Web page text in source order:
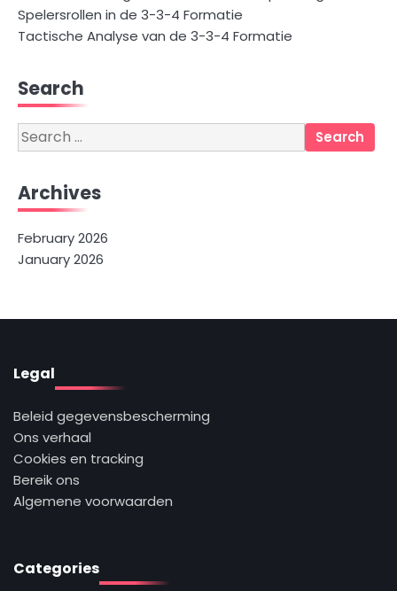
Spelersrollen in de 3-3-4 Formatie
Tactische Analyse van de 3-3-4 Formatie
Search
Search
for:
Archives
February 2026
January 2026
Legal
Beleid gegevensbescherming
Ons verhaal
Cookies en tracking
Bereik ons
Algemene voorwaarden
Categories